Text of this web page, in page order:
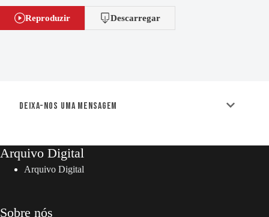
Reproduzir Descarregar
Deixa-nos uma mensagem
Arquivo Digital
Arquivo Digital
Sobre nós